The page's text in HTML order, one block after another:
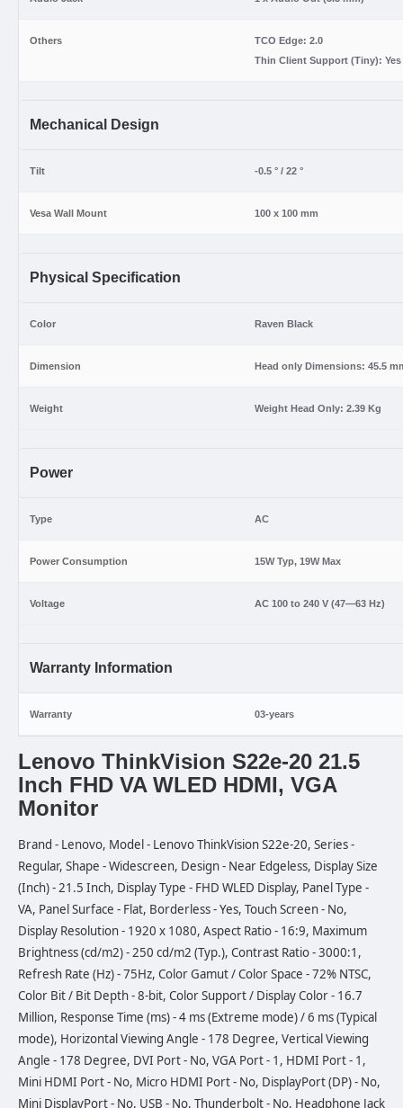
Others
TCO Edge: 2.0
Thin Client Support (Tiny): Yes
Mechanical Design
Tilt -0.5 ° / 22 °
Vesa Wall Mount 100 x 100 mm
Physical Specification
Color Raven Black
Dimension Head only Dimensions: 45.5
Weight Weight Head Only: 2.39 Kg
Power
Type AC
Power Consumption 15W Typ, 19W Max
Voltage AC 100 to 240 V (47—63 Hz)
Warranty Information
Warranty 03-years
Lenovo ThinkVision S22e-20 21.5
Inch FHD VA WLED HDMI, VGA
Monitor
Brand - Lenovo, Model - Lenovo ThinkVision S22e-20, Series -
Regular, Shape - Widescreen, Design - Near Edgeless, Display Size
(Inch) - 21.5 Inch, Display Type - FHD WLED Display, Panel Type -
VA, Panel Surface - Flat, Borderless - Yes, Touch Screen - No,
Display Resolution - 1920 x 1080, Aspect Ratio - 16:9, Maximum
Brightness (cd/m2) - 250 cd/m2 (Typ.), Contrast Ratio - 3000:1,
Refresh Rate (Hz) - 75Hz, Color Gamut / Color Space - 72% NTSC,
Color Bit / Bit Depth - 8-bit, Color Support / Display Color - 16.7
Million, Response Time (ms) - 4 ms (Extreme mode) / 6 ms (Typical
mode), Horizontal Viewing Angle - 178 Degree, Vertical Viewing
Angle - 178 Degree, DVI Port - No, VGA Port - 1, HDMI Port - 1,
Mini HDMI Port - No, Micro HDMI Port - No, DisplayPort (DP) - No,
Mini DisplayPort - No, USB - No, Thunderbolt - No, Headphone Jack